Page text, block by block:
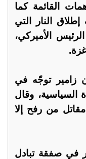
القائمة كما
النار التي
الأميركي،
أن زامير توجّه في
السياسية، وقال
من رفح إلا
في صفقة تبادل